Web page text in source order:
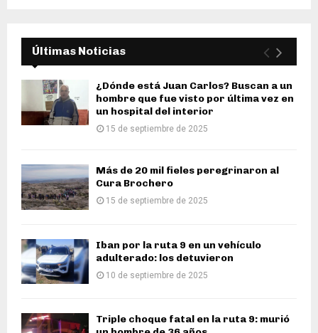
Últimas Noticias
¿Dónde está Juan Carlos? Buscan a un
hombre que fue visto por última vez en
un hospital del interior
15 de septiembre de 2025
Más de 20 mil fieles peregrinaron al
Cura Brochero
15 de septiembre de 2025
Iban por la ruta 9 en un vehículo
adulterado: los detuvieron
10 de septiembre de 2025
Triple choque fatal en la ruta 9: murió